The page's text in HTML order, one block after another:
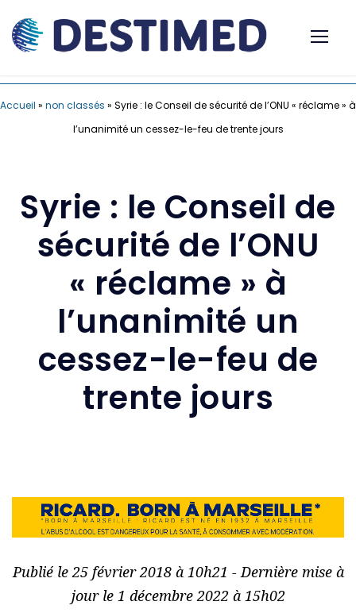
Accueil » non classés » Syrie : le Conseil de sécurité de l’ONU « réclame » à
l’unanimité un cessez-le-feu de trente jours
Syrie : le Conseil de
sécurité de l’ONU
« réclame » à
l’unanimité un
cessez-le-feu de
trente jours
Publié le 25 février 2018 à 10h21 - Dernière mise à
jour le 1 décembre 2022 à 15h02